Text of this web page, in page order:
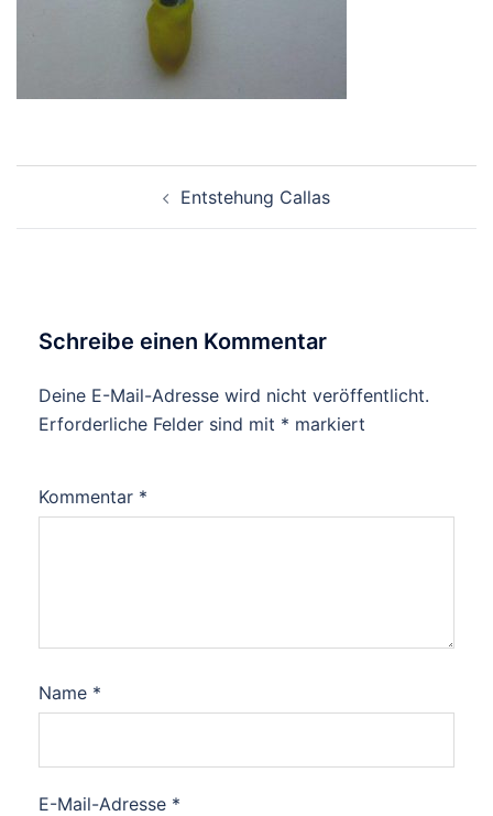
Entstehung Callas
Schreibe einen Kommentar
Deine E-Mail-Adresse wird nicht veröffentlicht.
Erforderliche Felder sind mit * markiert
Kommentar *
Name *
E-Mail-Adresse *